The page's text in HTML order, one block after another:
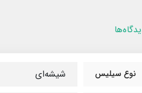
نوع سیلیس شیشه‌ای